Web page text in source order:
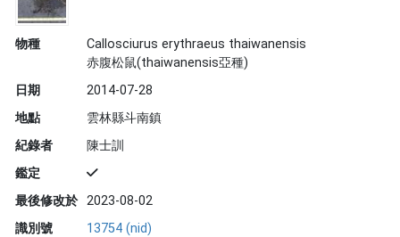
物種
Callosciurus erythraeus thaiwanensis
赤腹松鼠(thaiwanensis亞種)
日期
2014-07-28
地點
雲林縣斗南鎮
紀錄者
陳士訓
鑑定
最後修改於 2023-08-02
識別號
13754 (nid)